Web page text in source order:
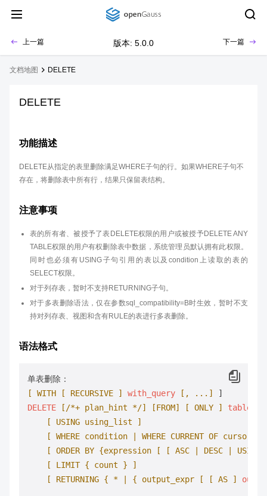
上一篇 版本: 5.0.0 下一篇
文档地图 DELETE
DELETE
功能描述
DELETE从指定的表里删除满足WHERE子句的行。如果WHERE子句不
存在，将删除表中所有行，结果只保留表结构。
注意事项
表的所有者、被授予了表DELETE权限的用户或被授予DELETE ANY
TABLE权限的用户有权删除表中数据，系统管理员默认拥有此权限。
同时也必须有USING子句引用的表以及condition上读取的表的
SELECT权限。
对于列存表，暂时不支持RETURNING子句。
对于多表删除语法，仅在参数sql_compatibility=B时生效，暂时不支
持对列存表、视图和含有RULE的表进行多表删除。
语法格式
[ WITH [ RECURSIVE ]
with_query [, ...]
DELETE
[/*+ plan_hint */] [FROM] [ ONLY ]
[ USING using_list ]
[ WHERE condition | WHERE CURRENT OF
[ ORDER BY {expression [ [ ASC | DESC |
[ LIMIT { count } ]
[ RETURNING { * | { output_expr [ [ AS ]